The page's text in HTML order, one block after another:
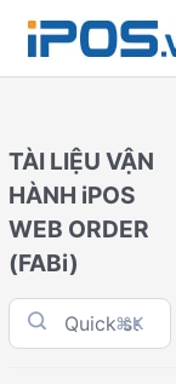
TÀI LIỆU VẬN
HÀNH iPOS
WEB ORDER
(FABi)
⌘K